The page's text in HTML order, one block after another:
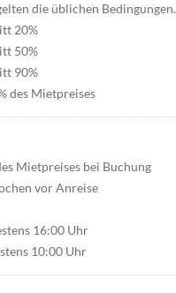
die üblichen Bedingungen.
20%
50%
90%
des Mietpreises
Mietpreises bei Buchung
vor Anreise
16:00 Uhr
10:00 Uhr